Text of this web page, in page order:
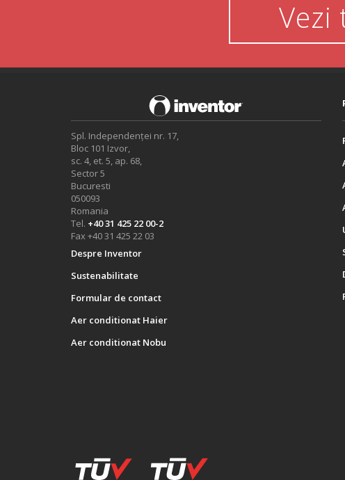
Vezi
Spl. Independenței nr. 17,
Bloc 101 Izvor,
sc. 4, et. 5, ap. 68,
Sector 5
Bucuresti
050093
Romania
Tel. +40 31 425 22 00-2
Fax +40 31 425 22 03
Despre Inventor
Sustenabilitate
Formular de contact
Aer conditionat Haier
Aer conditionat Nobu